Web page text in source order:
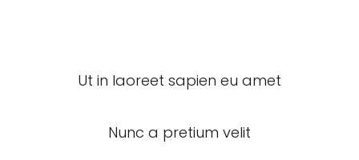
Ut in laoreet sapien eu amet
Nunc a pretium velit